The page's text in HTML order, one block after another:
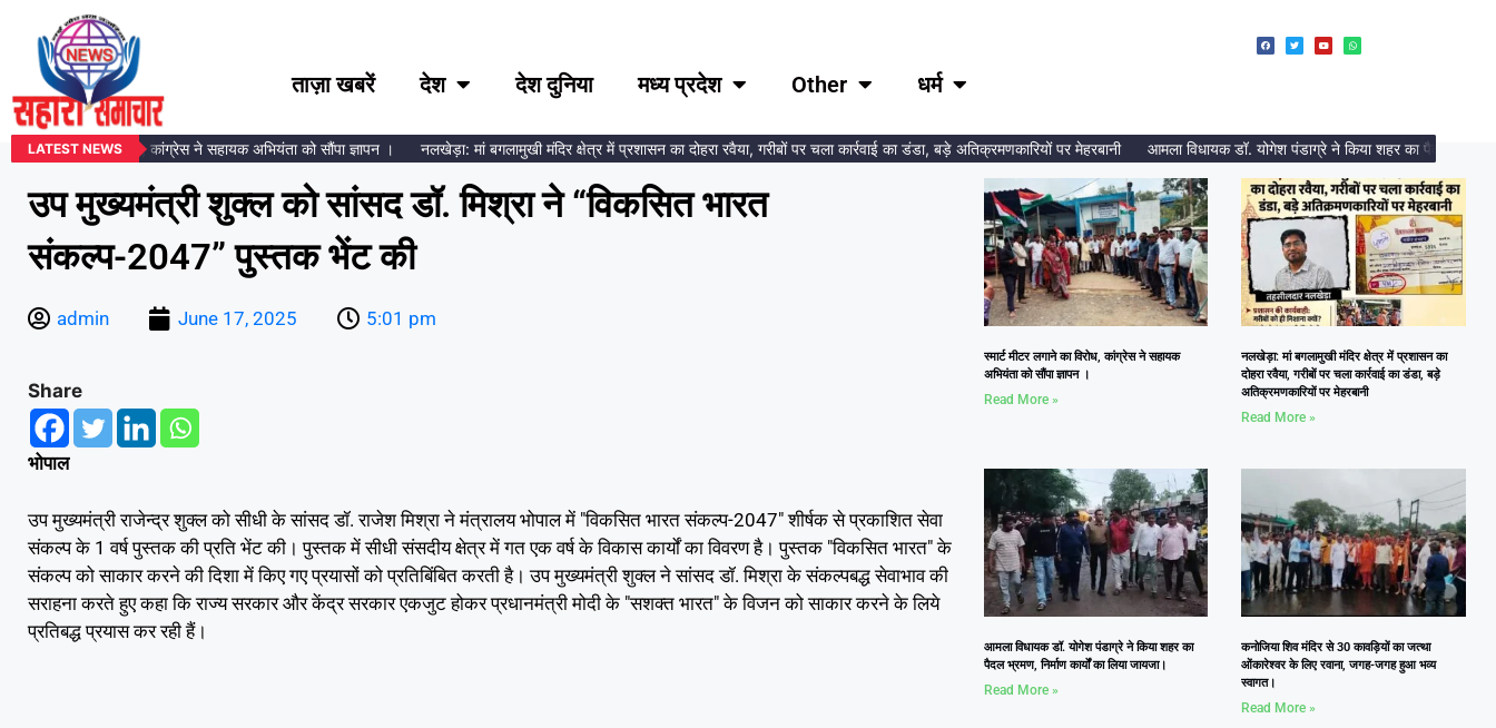
ताज़ा खबरें देश देश दुनिया मध्य प्रदेश Other धर्म
LATEST NEWS
मीटर लगाने का विरोध, कांग्रेस ने सहायक अभियंता को सौंपा ज्ञापन । नलखेड़ा: मां बगलामुखी मंदिर क्षेत्र में प्रशासन का दोहरा रवैया, गरीबों पर चला कार्रवाई का डंडा, बड़े अतिक्रमणकारियों पर मेहरबानी आमला विधायक डॉ. योगेश पंडाग्रे ने किया शहर का पैदल भ्रमण,
उप मुख्यमंत्री शुक्ल को सांसद डॉ. मिश्रा ने “विकसित भारत
संकल्प-2047” पुस्तक भेंट की
admin June 17, 2025 5:01 pm
Share
भोपाल
उप मुख्यमंत्री राजेन्द्र शुक्ल को सीधी के सांसद डॉ. राजेश मिश्रा ने मंत्रालय भोपाल में "विकसित भारत संकल्प-2047" शीर्षक से प्रकाशित सेवा
संकल्प के 1 वर्ष पुस्तक की प्रति भेंट की। पुस्तक में सीधी संसदीय क्षेत्र में गत एक वर्ष के विकास कार्यों का विवरण है। पुस्तक "विकसित भारत" के
संकल्प को साकार करने की दिशा में किए गए प्रयासों को प्रतिबिंबित करती है। उप मुख्यमंत्री शुक्ल ने सांसद डॉ. मिश्रा के संकल्पबद्ध सेवाभाव की
सराहना करते हुए कहा कि राज्य सरकार और केंद्र सरकार एकजुट होकर प्रधानमंत्री मोदी के "सशक्त भारत" के विजन को साकार करने के लिये
प्रतिबद्ध प्रयास कर रही हैं।
स्मार्ट मीटर लगाने का विरोध, कांग्रेस ने सहायक
अभियंता को सौंपा ज्ञापन ।
Read More »
नलखेड़ा: मां बगलामुखी मंदिर क्षेत्र में प्रशासन का
दोहरा रवैया, गरीबों पर चला कार्रवाई का डंडा, बड़े
अतिक्रमणकारियों पर मेहरबानी
Read More »
आमला विधायक डॉ. योगेश पंडाग्रे ने किया शहर का
पैदल भ्रमण, निर्माण कार्यों का लिया जायजा।
Read More »
कनोजिया शिव मंदिर से 30 कावड़ियों का जत्था
ओंकारेश्वर के लिए रवाना, जगह-जगह हुआ भव्य
स्वागत।
Read More »